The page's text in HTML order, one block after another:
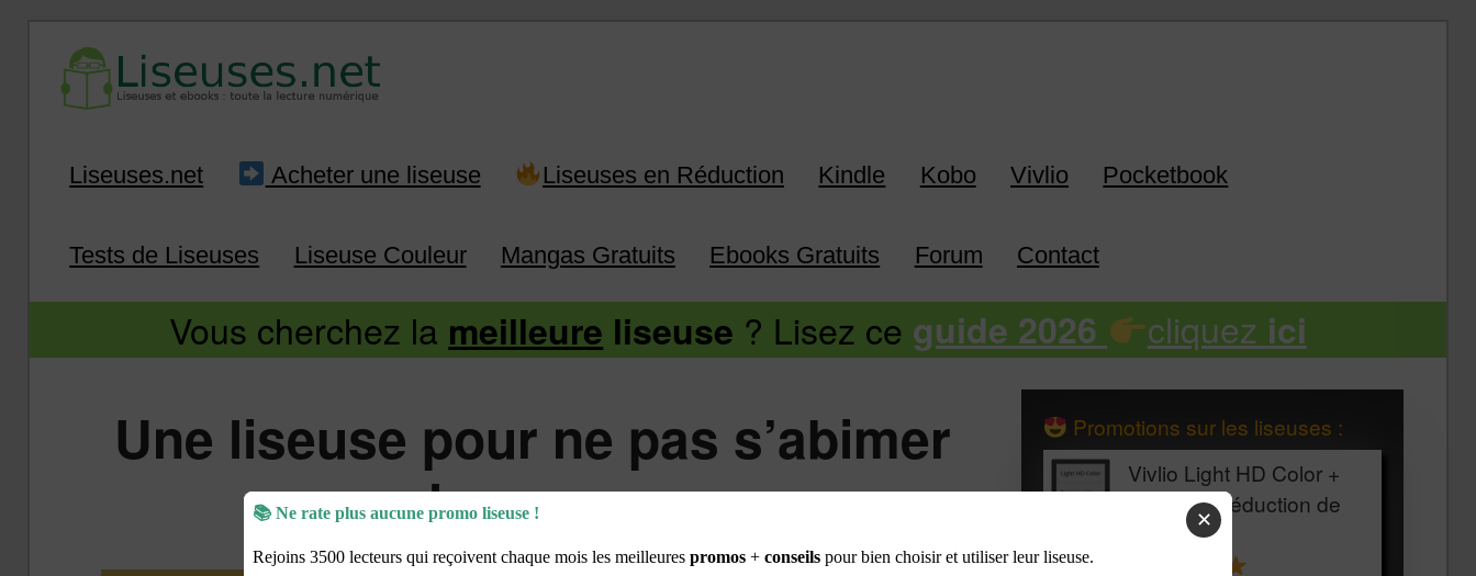
Infos sur les liseuses Kindle, Kobo, Vivlio, Pocketbook
Liseuses.net Acheter une liseuse Liseuses en Réduction Kindle Kobo Vivlio Pocketbook
Tests de Liseuses Liseuse Couleur Mangas Gratuits Ebooks Gratuits Forum Contact
Vous cherchez la meilleure liseuse ? Lisez ce guide 2026 cliquez ici
Une liseuse pour ne pas s’abimer
les yeux
Publié le20 août 2019
Promotions sur les liseuses :
Vivlio Light HD Color +
HOUSSE réduction de
✕